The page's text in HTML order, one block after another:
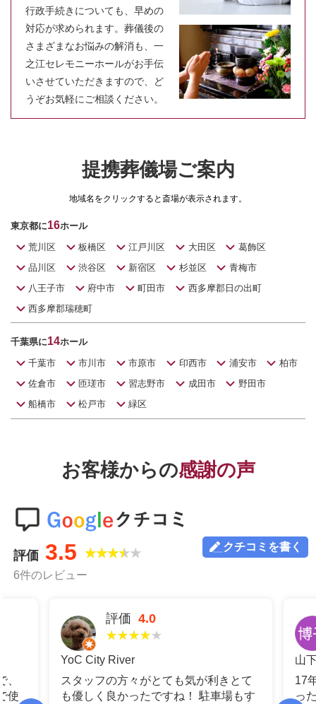
行政手続きについても、早めの
対応が求められます。葬儀後の
さまざまなお悩みの解消も、一
之江セレモニーホールがお手伝
いさせていただきますので、ど
うぞお気軽にご相談ください。
提携葬儀場ご案内
地域名をクリックすると斎場が表示されます。
東京都に16ホール
荒川区 板橋区 江戸川区 大田区
葛飾区
品川区
渋谷区 新宿区 杉並区
青梅市
八王子市
府中市 町田市
西多摩郡日の出町
西多摩郡瑞穂町
千葉県に14ホール
千葉市 市川市 市原市 印西市 浦安市
柏市
佐倉市
匝瑳市 習志野市 成田市
野田市
船橋市
松戸市 緑区
お客様からの感謝の声
評価 3.5
★★★★★
6件のレビュー
クチコミを書く
て
す
山下博子
評価 1.0
★★★★★
17年前に父親の葬儀をやり本当に良か
ったです。遠い親戚の方は、泊もあり
相
駐